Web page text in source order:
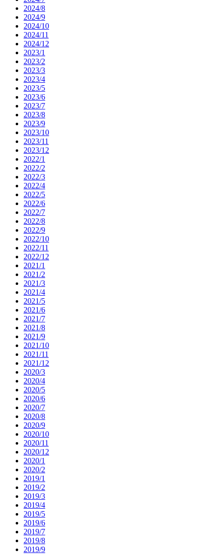
2024/8
2024/9
2024/10
2024/11
2024/12
2023/1
2023/2
2023/3
2023/4
2023/5
2023/6
2023/7
2023/8
2023/9
2023/10
2023/11
2023/12
2022/1
2022/2
2022/3
2022/4
2022/5
2022/6
2022/7
2022/8
2022/9
2022/10
2022/11
2022/12
2021/1
2021/2
2021/3
2021/4
2021/5
2021/6
2021/7
2021/8
2021/9
2021/10
2021/11
2021/12
2020/3
2020/4
2020/5
2020/6
2020/7
2020/8
2020/9
2020/10
2020/11
2020/12
2020/1
2020/2
2019/1
2019/2
2019/3
2019/4
2019/5
2019/6
2019/7
2019/8
2019/9